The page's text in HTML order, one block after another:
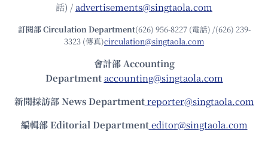
話) /advertisements@singtaola.com
訂閱部 Circulation Department(626) 956-8227 (電話) /(626) 239-
3323 (傳真)circulation@singtaola.com
會計部 Accounting
Department accounting@singtaola.com
新聞採訪部 News Department reporter@singtaola.com
編輯部 Editorial Department editor@singtaola.com